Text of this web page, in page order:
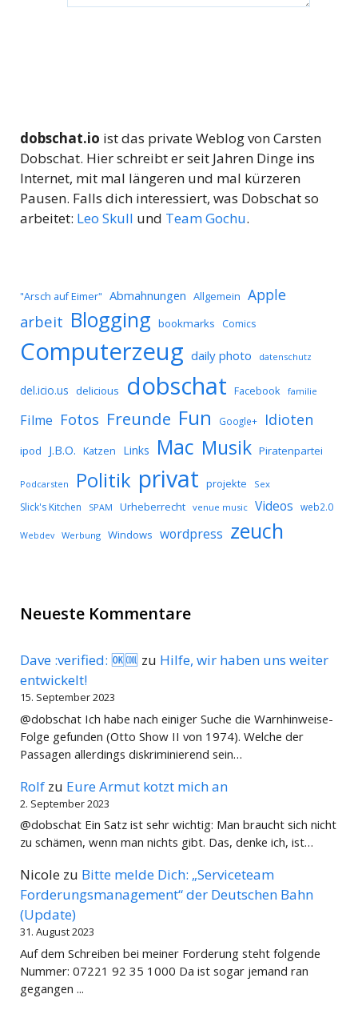
dobschat.io ist das private Weblog von Carsten
Dobschat. Hier schreibt er seit Jahren Dinge ins
Internet, mit mal längeren und mal kürzeren
Pausen. Falls dich interessiert, was Dobschat so
arbeitet: Leo Skull und Team Gochu.
"Arsch auf Eimer" Abmahnungen Allgemein Apple
arbeit Blogging bookmarks Comics
Computerzeug daily photo datenschutz
del.icio.us delicious dobschat Facebook familie
Filme Fotos Freunde Fun Google+ Idioten
ipod J.B.O. Katzen Links Mac Musik Piratenpartei
Podcarsten Politik privat projekte Sex
Slick's Kitchen SPAM Urheberrecht venue music Videos web2.0
Webdev Werbung Windows wordpress zeuch
Neueste Kommentare
Dave :verified: 🆗🆒 zu Hilfe, wir haben uns weiter
entwickelt!
15. September 2023
@dobschat Ich habe nach einiger Suche die Warnhinweise-
Folge gefunden (Otto Show II von 1974). Welche der
Passagen allerdings diskriminierend sein…
Rolf zu Eure Armut kotzt mich an
2. September 2023
@dobschat Ein Satz ist sehr wichtig: Man braucht sich nicht
zu schämen, wenn man nichts gibt. Das, denke ich, ist…
Nicole zu Bitte melde Dich: „Serviceteam
Forderungsmanagement“ der Deutschen Bahn
(Update)
31. August 2023
Auf dem Schreiben bei meiner Forderung steht folgende
Nummer: 07221 92 35 1000 Da ist sogar jemand ran
gegangen ...